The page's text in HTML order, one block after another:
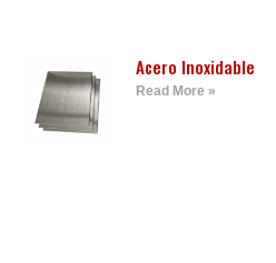
Acero Inoxidable
Read More »